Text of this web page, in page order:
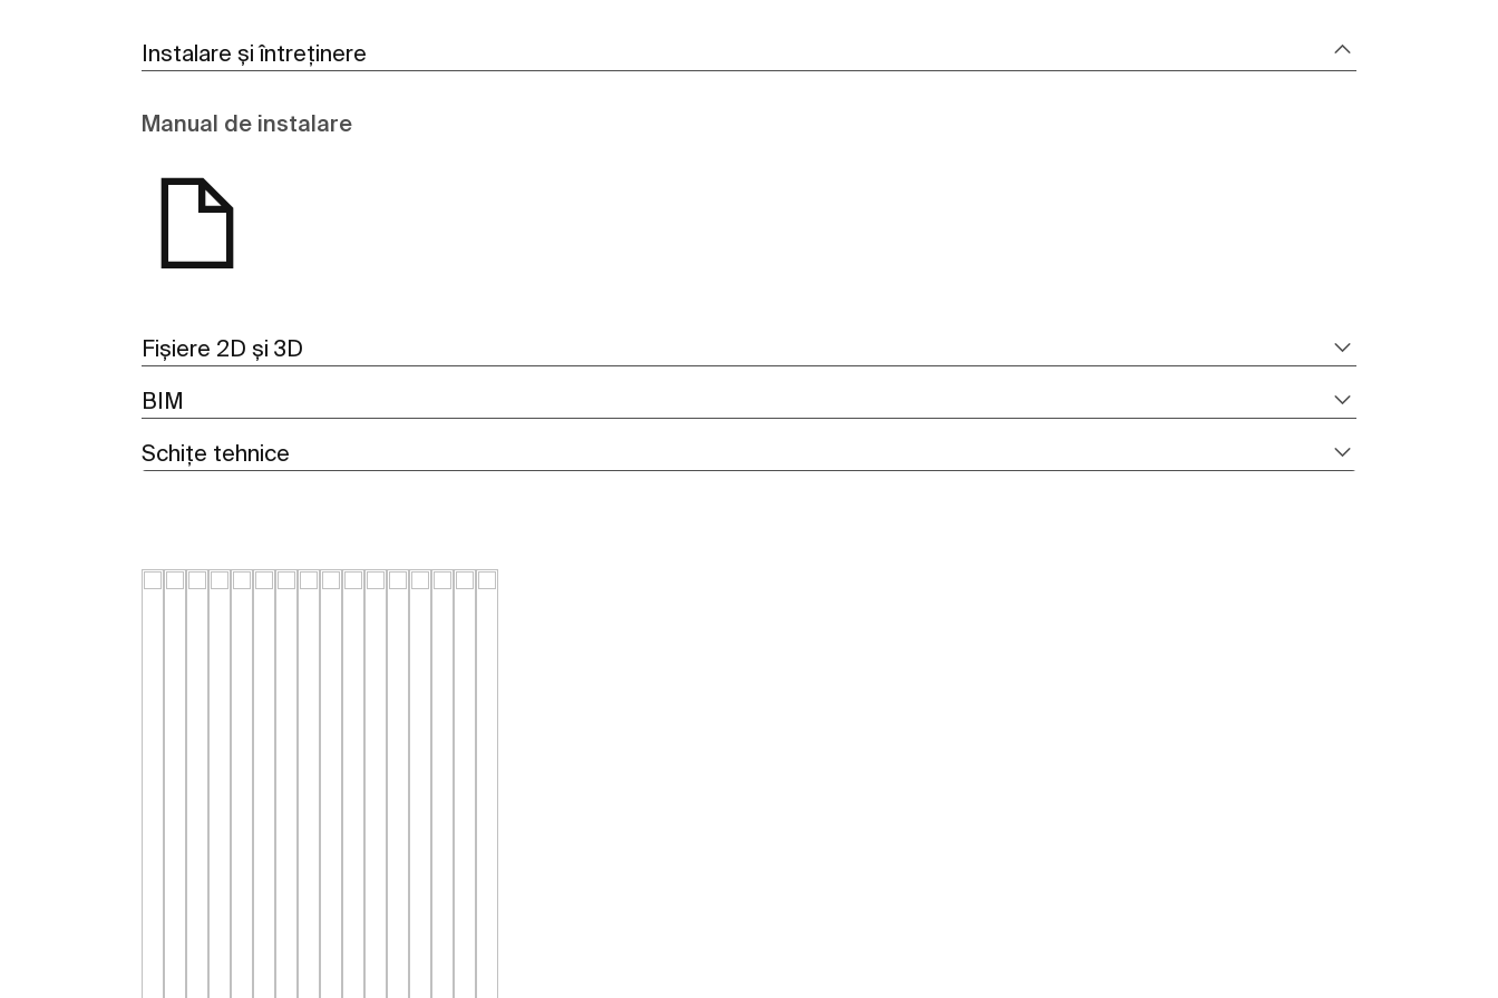
Instalare și întreținere
Manual de instalare
Fișiere 2D și 3D
BIM
Schițe tehnice